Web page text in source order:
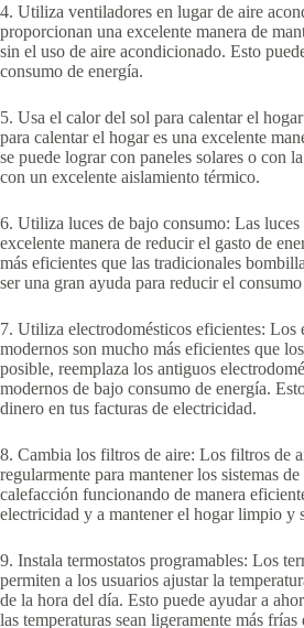
4. Utiliza ventiladores en lugar de aire
proporcionan una excelente manera de
sin el uso de aire acondicionado. Esto
consumo de energía.
5. Usa el calor del sol para calentar el
para calentar el hogar es una excelente
se puede lograr con paneles solares o con
con un excelente aislamiento térmico.
6. Utiliza luces de bajo consumo: Las
excelente manera de reducir el gasto de
más eficientes que las tradicionales
ser una gran ayuda para reducir el
7. Utiliza electrodomésticos eficientes: Los
modernos son mucho más eficientes que
posible, reemplaza los antiguos
modernos de bajo consumo de energía.
dinero en tus facturas de electricidad.
8. Cambia los filtros de aire: Los filtros de
regularmente para mantener los sistemas
calefacción funcionando de manera
electricidad y a mantener el hogar limpio y
9. Instala termostatos programables: Los
permiten a los usuarios ajustar la
de la hora del día. Esto puede ayudar a
las temperaturas sean ligeramente más